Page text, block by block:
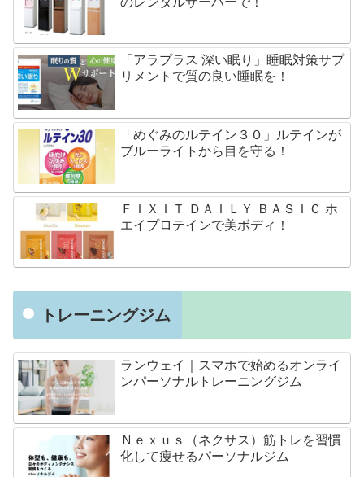
「アラプラス 深い眠り」睡眠対策サプ
リメントで質の良い睡眠を！
「めぐみのルテイン３０」ルテインが
ブルーライトから目を守る！
ＦＩＸＩＴ ＤＡＩＬＹ ＢＡＳＩＣ ホ
エイプロテインで美ボディ！
トレーニングジム
ランウェイ｜スマホで始めるオンライ
ンパーソナルトレーニングジム
Ｎｅｘｕｓ（ネクサス）筋トレを習慣
化して痩せるパーソナルジム